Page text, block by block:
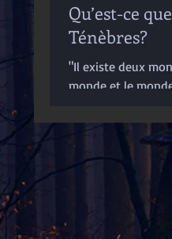
Qu’est-ce
Ténèbres?
"Il existe deux
monde et le
monde de Fièvre